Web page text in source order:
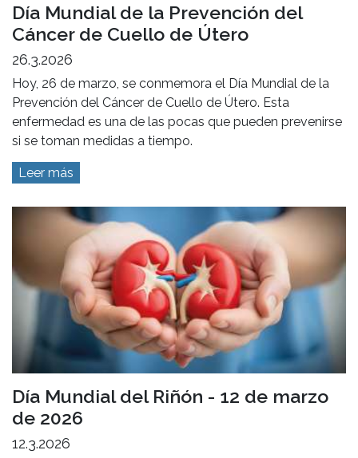
Día Mundial de la Prevención del
Cáncer de Cuello de Útero
26.3.2026
Hoy, 26 de marzo, se conmemora el Día Mundial de la
Prevención del Cáncer de Cuello de Útero. Esta
enfermedad es una de las pocas que pueden prevenirse
si se toman medidas a tiempo.
Leer más
Día Mundial del Riñón - 12 de marzo
de 2026
12.3.2026